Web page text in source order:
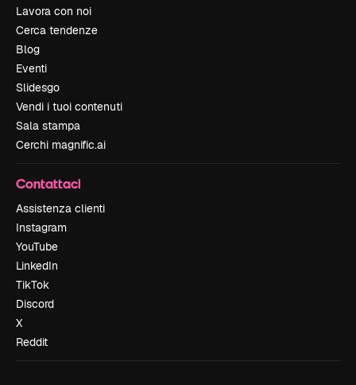
Lavora con noi
Cerca tendenze
Blog
Eventi
Slidesgo
Vendi i tuoi contenuti
Sala stampa
Cerchi magnific.ai
Contattaci
Assistenza clienti
Instagram
YouTube
LinkedIn
TikTok
Discord
X
Reddit